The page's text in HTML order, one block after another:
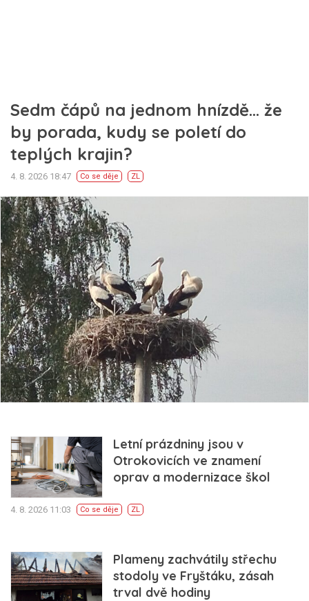
Sedm čápů na jednom hnízdě… že
by porada, kudy se poletí do
teplých krajin?
4. 8. 2026 18:47 Co se děje ZL
Letní prázdniny jsou v
Otrokovicích ve znamení
oprav a modernizace škol
4. 8. 2026 11:03 Co se děje ZL
Plameny zachvátily střechu
stodoly ve Fryštáku, zásah
trval dvě hodiny